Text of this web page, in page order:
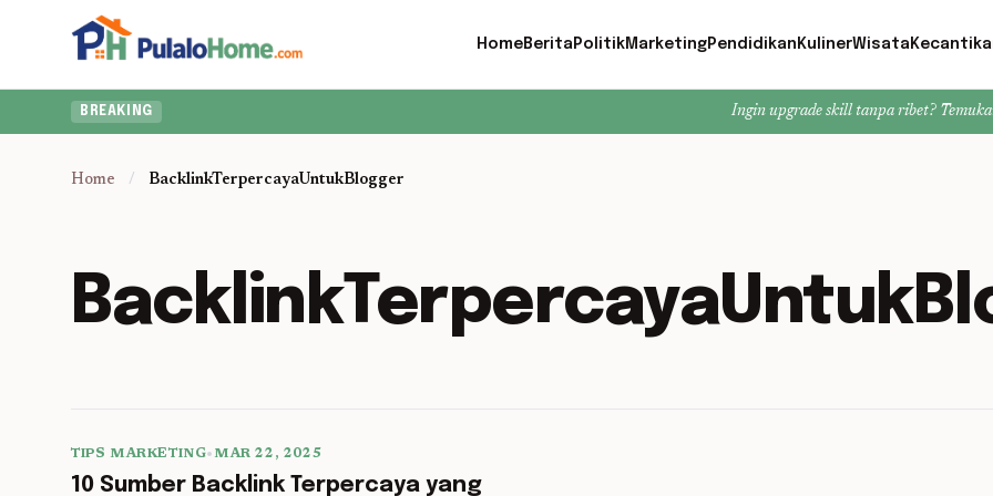
HomeBerita PolitikMarketingPendidikan KulinerWisata
BREAKING Ingin upgrade skill tanpa ribet? Temukan kelas
Home / BacklinkTerpercayaUntukBlogger
TIPS MARKETING•MAR 22, 2025
10 Sumber Backlink Terpercaya yang